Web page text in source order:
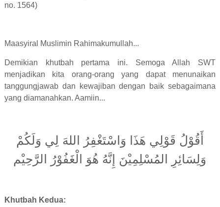
no. 1564)
Maasyiral Muslimin Rahimakumullah...
Demikian khutbah pertama ini. Semoga Allah SWT
menjadikan kita orang-orang yang dapat menunaikan
tanggungjawab dan kewajiban dengan baik sebagaimana
yang diamanahkan. Aamiin...
أَقُوْلُ قَوْلِي هَذَا وَاسْتَغْفِرُ اللهَ لِي وَلَكُمْ
وَلِسَائِرِ المُسْلِمِيْنَ إِنَّهُ هُوَ الْغَفُوْرُ الرَّحِيْم
Khutbah Kedua: